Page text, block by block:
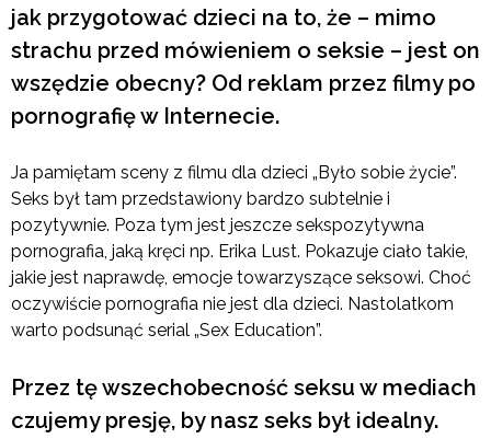
jak przygotować dzieci na to, że – mimo
strachu przed mówieniem o seksie – jest on
wszędzie obecny? Od reklam przez filmy po
pornografię w Internecie.
Ja pamiętam sceny z filmu dla dzieci „Było sobie życie”.
Seks był tam przedstawiony bardzo subtelnie i
pozytywnie. Poza tym jest jeszcze sekspozytywna
pornografia, jaką kręci np. Erika Lust. Pokazuje ciało takie,
jakie jest naprawdę, emocje towarzyszące seksowi. Choć
oczywiście pornografia nie jest dla dzieci. Nastolatkom
warto podsunąć serial „Sex Education”.
Przez tę wszechobecność seksu w mediach
czujemy presję, by nasz seks był idealny.